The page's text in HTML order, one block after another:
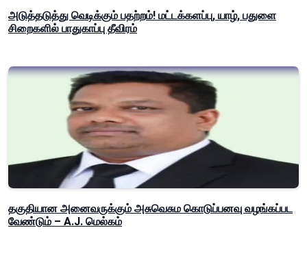
அடுத்தடுத்து வெடிக்கும் பதற்றம்! மட்டக்களப்பு, யாழ், பதுளை
சிறைகளில் பாதுகாப்பு தீவிரம்
தகுதியான அனைவருக்கும் அசுவெசும கொடுப்பனவு வழங்கப்பட
வேண்டும் – A.J. மெல்கம்